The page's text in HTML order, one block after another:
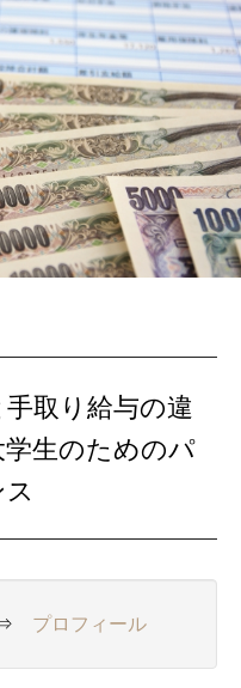
手取り給与の違
生のためのパ
プロフィール